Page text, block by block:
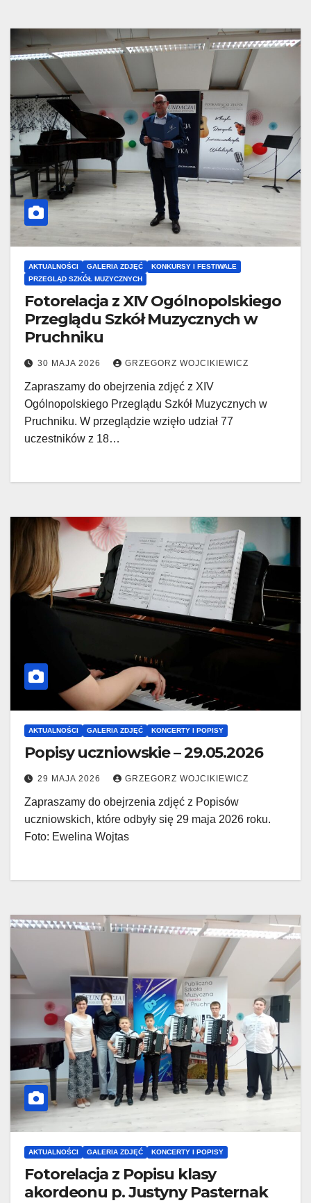
AKTUALNOŚCI GALERIA ZDJĘĆ
KONKURSY I FESTIWALE
PRZEGLĄD SZKÓŁ MUZYCZNYCH
Fotorelacja z XIV Ogólnopolskiego
Przeglądu Szkół Muzycznych w
Pruchniku
30 MAJA 2026 GRZEGORZ WOJCIKIEWICZ
Zapraszamy do obejrzenia zdjęć z XIV
Ogólnopolskiego Przeglądu Szkół Muzycznych w
Pruchniku. W przeglądzie wzięło udział 77
uczestników z 18…
AKTUALNOŚCI GALERIA ZDJĘĆ KONCERTY I POPISY
Popisy uczniowskie – 29.05.2026
29 MAJA 2026 GRZEGORZ WOJCIKIEWICZ
Zapraszamy do obejrzenia zdjęć z Popisów
uczniowskich, które odbyły się 29 maja 2026 roku.
Foto: Ewelina Wojtas
AKTUALNOŚCI GALERIA ZDJĘĆ KONCERTY I POPISY
Fotorelacja z Popisu klasy
akordeonu p. Justyny Pasternak